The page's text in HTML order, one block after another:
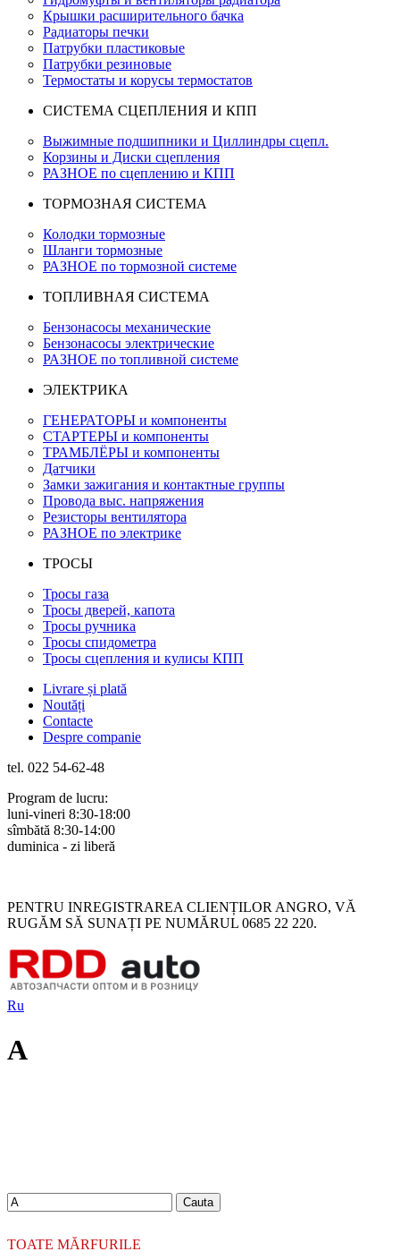
Крышки расширительного бачка
Радиаторы печки
Патрубки пластиковые
Патрубки резиновые
Термостаты и корусы термостатов
СИСТЕМА СЦЕПЛЕНИЯ И КПП
Выжимные подшипники и Циллиндры сцепл.
Корзины и Диски сцепления
РАЗНОЕ по сцеплению и КПП
ТОРМОЗНАЯ СИСТЕМА
Колодки тормозные
Шланги тормозные
РАЗНОЕ по тормозной системе
ТОПЛИВНАЯ СИСТЕМА
Бензонасосы механические
Бензонасосы электрические
РАЗНОЕ по топливной системе
ЭЛЕКТРИКА
ГЕНЕРАТОРЫ и компоненты
СТАРТЕРЫ и компоненты
ТРАМБЛЁРЫ и компоненты
Датчики
Замки зажигания и контактные группы
Провода выс. напряжения
Резисторы вентилятора
РАЗНОЕ по электрике
ТРОСЫ
Тросы газа
Тросы дверей, капота
Тросы ручника
Тросы спидометра
Тросы сцепления и кулисы КПП
Livrare și plată
Noutăți
Contacte
Despre companie
tel. 022 54-62-48
Program de lucru:
luni-vineri 8:30-18:00
sîmbătă 8:30-14:00
duminica - zi liberă
PENTRU INREGISTRAREA CLIENȚILOR ANGRO, VĂ
RUGĂM SĂ SUNAȚI PE NUMĂRUL 0685 22 220.
Ru
A
TOATE MĂRFURILE